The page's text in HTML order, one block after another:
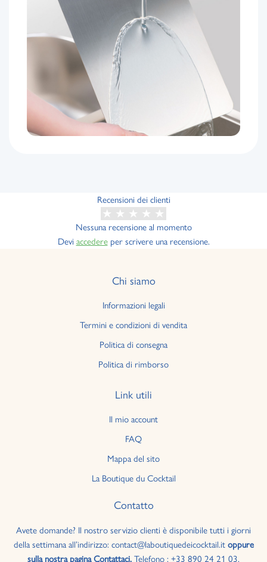
Recensioni dei clienti
Nessuna recensione al momento
Devi accedereper scrivere una recensione.
Chi siamo
Informazioni legali
Termini e condizioni di vendita
Politica di consegna
Politica di rimborso
Link utili
Il mio account
FAQ
Mappa del sito
La Boutique du Cocktail
Contatto
Avete domande? Il nostro servizio clienti è disponibile tutti i giorni
della settimana all’indirizzo: contact@laboutiquedeicocktail.itoppure
sulla nostra pagina Contattaci. Telefono : +33 890 24 21 03.